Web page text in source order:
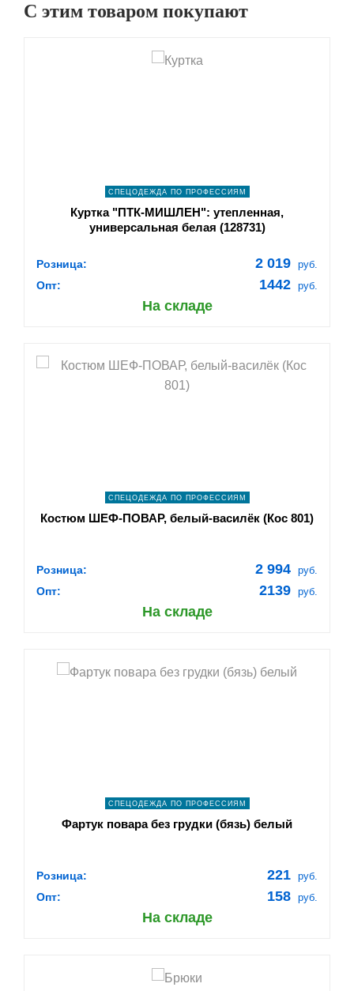
С этим товаром покупают
shopping_cart В КОРЗИНУ
СПЕЦОДЕЖДА ПО ПРОФЕССИЯМ
Куртка "ПТК-МИШЛЕН": утепленная,
универсальная белая (128731)
Розница: 2 019 руб.
Опт: 1442 руб.
На складе
shopping_cart В КОРЗИНУ
СПЕЦОДЕЖДА ПО ПРОФЕССИЯМ
Костюм ШЕФ-ПОВАР, белый-василёк (Кос 801)
Розница: 2 994 руб.
Опт: 2139 руб.
На складе
shopping_cart В КОРЗИНУ
СПЕЦОДЕЖДА ПО ПРОФЕССИЯМ
Фартук повара без грудки (бязь) белый
Розница: 221 руб.
Опт: 158 руб.
На складе
shopping_cart В КОРЗИНУ